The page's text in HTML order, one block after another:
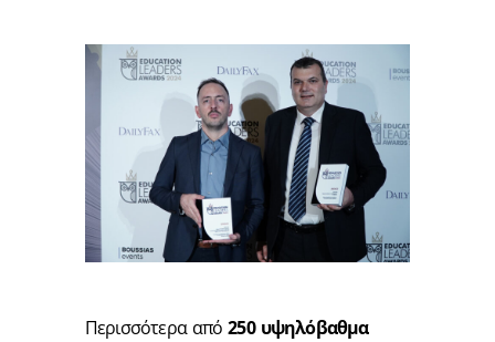
Περισσότερα από250 υψηλόβαθμα